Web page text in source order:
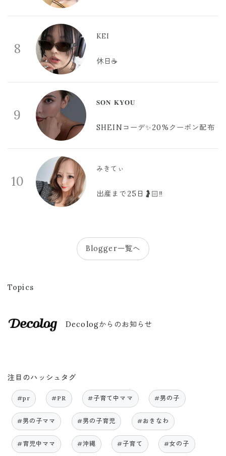
8
KEI
休日☕️
9
𝐒𝐎𝐍 𝐊𝐘𝐎𝐔
SHEINコーデ✨20%クーポン配布
10
みきてぃ
出産まで25日🤰🏻‼️
Blogger一覧へ
Topics
Decologからのお知らせ
注目のハッシュタグ
#pr #PR #子育て中ママ #男の子
#男の子ママ #男の子育児 #おきなわ
#育児中ママ #沖縄 #子育て #女の子